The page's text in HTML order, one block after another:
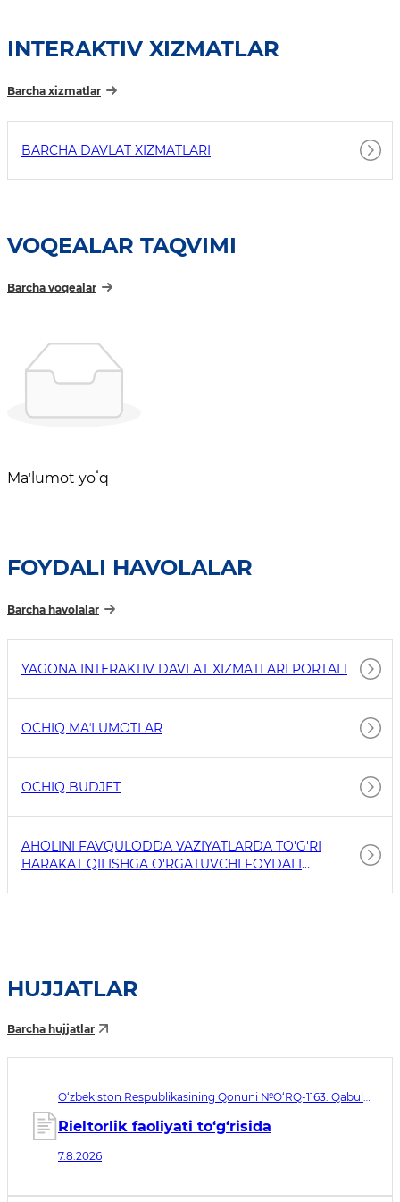
INTERAKTIV XIZMATLAR
Barcha xizmatlar
BARCHA DAVLAT XIZMATLARI
VOQEALAR TAQVIMI
Barcha voqealar
Maʼlumot yoʻq
FOYDALI HAVOLALAR
Barcha havolalar
YAGONA INTERAKTIV DAVLAT XIZMATLARI PORTALI
OCHIQ MAʼLUMOTLAR
OCHIQ BUDJET
AHOLINI FAVQULODDA VAZIYATLARDA TO'G'RI
HARAKAT QILISHGA O'RGATUVCHI FOYDALI
HUJJATLAR
Barcha hujjatlar
O‘zbekiston Respublikasining Qonuni №O‘RQ-1163. Qabul
Rieltorlik faoliyati to‘g‘risida
7.8.2026